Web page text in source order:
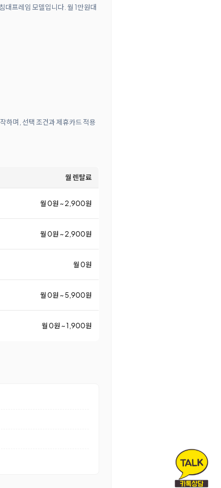
대프레임 모델입니다. 월 1만원대
하며, 선택 조건과 제휴카드 적용
월 렌탈료
월 0원 ~ 2,900원
월 0원 ~ 2,900원
월 0원
월 0원 ~ 5,900원
월 0원 ~ 1,900원